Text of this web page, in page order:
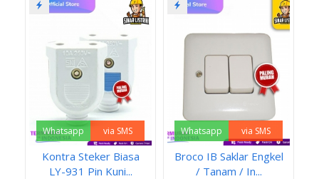
Whatsapp via SMS
Kontra Steker Biasa
LY-931 Pin Kuni...
Whatsapp via SMS
Broco IB Saklar Engkel
/ Tanam / In...